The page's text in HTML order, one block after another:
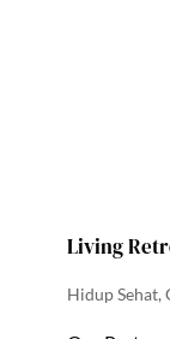
Living
Hidup Sehat,